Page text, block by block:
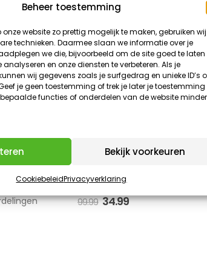
Beheer toestemming
website zo prettig mogelijk te maken, gebruiken wij
technieken. Daarmee slaan we informatie over je
we die, bijvoorbeeld om de site goed te laten
analyseren en onze diensten te verbeteren. Als je
wij gegevens zoals je surfgedrag en unieke ID’s
je geen toestemming of trek je later je toestemming
functies of onderdelen van de website minder
Bekijk voorkeuren
CookiebeleidPrivacyverklaring
-65%
UITVERKOCHT
FlinQ Tafellamp set Fiji & Coco
99.99 Oorspronkelijke
34.99Huidige